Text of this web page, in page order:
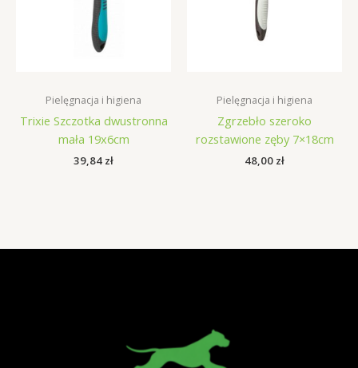
Pielęgnacja i higiena
Trixie Szczotka dwustronna
mała 19x6cm
39,84 zł
Pielęgnacja i higiena
Zgrzebło szeroko
rozstawione zęby 7×18cm
48,00 zł